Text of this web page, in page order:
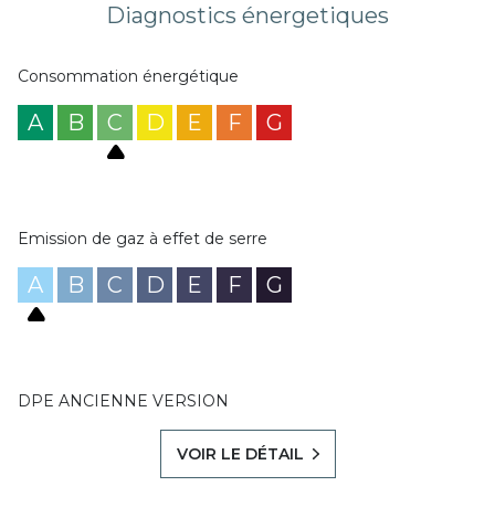
Diagnostics énergetiques
Consommation énergétique
A B C D E F G
Emission de gaz à effet de serre
A B C D E F G
DPE ANCIENNE VERSION
VOIR LE DÉTAIL